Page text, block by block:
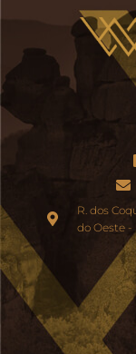
R. dos
do Oeste -